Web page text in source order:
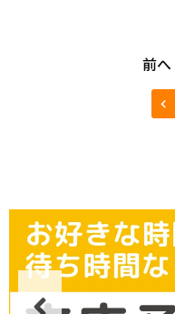
前へ